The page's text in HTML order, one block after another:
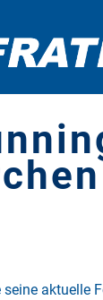
seine aktuelle